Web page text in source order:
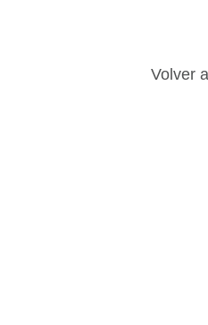
Volver